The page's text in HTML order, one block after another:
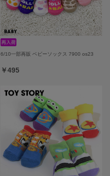
6/10一部再販 ベビーソックス 7900 os23
￥495